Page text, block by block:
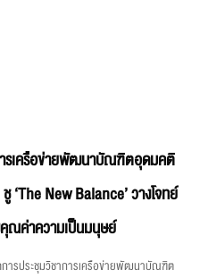
ารเครือข่ายพัฒนาบัณฑิตอุดมคติ
‘The New Balance’ วางโจทย์
ณค่าความเป็นมนุษย์
ารประชุมวิชาการเครือข่ายพัฒนาบัณฑิต